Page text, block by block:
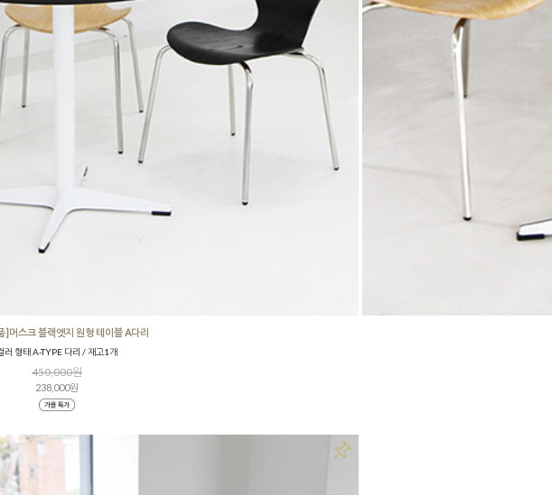
]머스크 블랙엣지 원형 테이블 A다리
러 형태 A-TYPE 다리 / 재고1개
450,000원
238,000원